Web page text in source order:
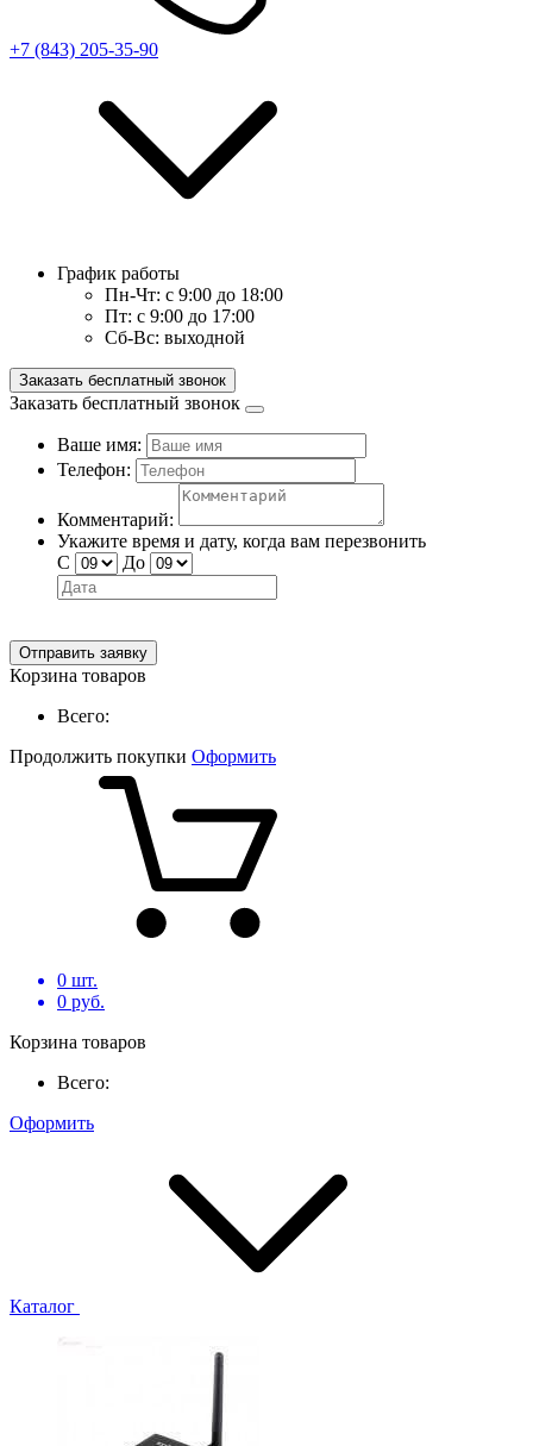
+7 (843) 205-35-90
График работы
Пн-Чт: с 9:00 до 18:00
Пт: с 9:00 до 17:00
Сб-Вс: выходной
Заказать бесплатный звонок
Заказать бесплатный звонок
Ваше имя:
Телефон:
Комментарий:
Укажите время и дату, когда вам перезвонить
С
До
Отправить заявку
Корзина товаров
Всего:
Продолжить покупки Оформить
0 шт.
0 руб.
Корзина товаров
Всего:
Оформить
Каталог